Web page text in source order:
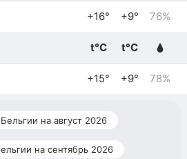
+16° +9° 76%
t°C t°C
+15° +9° 78%
на август 2026
на сентябрь 2026